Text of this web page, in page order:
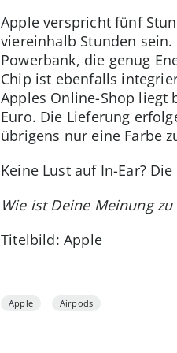
Apple verspricht fünf
viereinhalb Stunden
Powerbank, die genug
Chip ist ebenfalls
Apples Online-Shop liegt
Euro. Die Lieferung
übrigens nur eine Farbe
Keine Lust auf In-Ear? Die
Wie ist Deine Meinung
Titelbild: Apple
Apple Airpods